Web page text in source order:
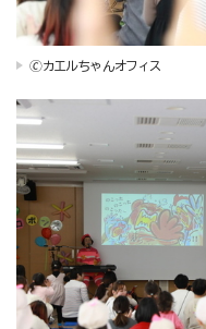
🄫カエルちゃんオフィス